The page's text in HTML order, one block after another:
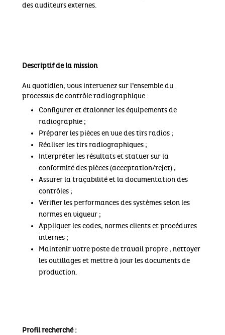
des auditeurs externes.
Descriptif de la mission
Au quotidien, vous intervenez sur l’ensemble du
processus de contrôle radiographique :
Configurer et étalonner les équipements de
radiographie ;
Préparer les pièces en vue des tirs radios ;
Réaliser les tirs radiographiques ;
Interpréter les résultats et statuer sur la
conformité des pièces (acceptation/rejet) ;
Assurer la traçabilité et la documentation des
contrôles ;
Vérifier les performances des systèmes selon les
normes en vigueur ;
Appliquer les codes, normes clients et procédures
internes ;
Maintenir votre poste de travail propre , nettoyer
les outillages et mettre à jour les documents de
production.
Profil recherché :